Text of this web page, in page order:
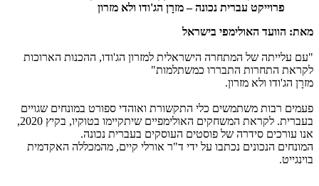
פרוייקט עברית נכונה – מזרָן הג'ודו ולא מזרון
מאת: הוועד האולימפי בישראל
"עם עלייתה של המתחרה הישראלית למזרון הג'ודו, ההכנות הארוכות
לקראת התחרות התבררו כמשתלמות"
מזרָן הג'ודו ולא מזרון.
פעמים רבות משתמשים כלי התקשורת ואוהדי ספורט במונחים שגויים
בעברית. לקראת המשחקים האולימפיים שיתקיימו בטוקיו, בקיץ 2020,
אנו עורכים סידרה של פוסטים העוסקים בעברית נכונה.
המונחים הנכונים נכתבו על ידי ד"ר אורלי קיים, מהמכללה האקדמית
בוינגייט.